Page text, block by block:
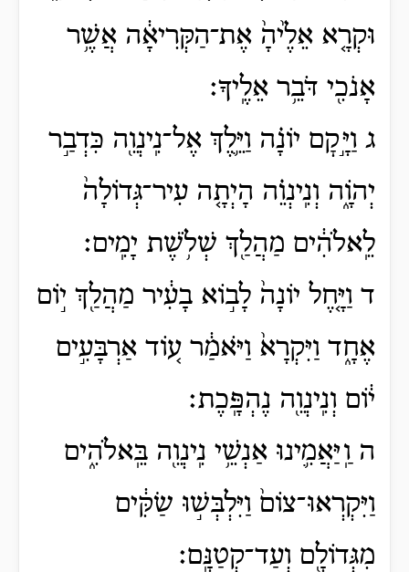
וּקְרָ֤א אֵלֶ֙יהָ֙ אֶת־הַקְּרִיאָ֔ה אֲשֶׁ֥ר
אָנֹכִ֖י דֹּבֵ֥ר אֵלֶֽיךָ׃
ג וַיָּ֣קׇם יוֹנָ֗ה וַיֵּ֛לֶךְ אֶל־נִֽינְוֵ֖ה כִּדְבַ֣ר
יְהֹוָ֑ה וְנִֽינְוֵ֗ה הָיְתָ֤ה עִיר־גְּדוֹלָה֙
לֵֽאלֹהִ֔ים מַהֲלַ֖ךְ שְׁלֹ֥שֶׁת יָמִֽים׃
ד וַיָּ֤חֶל יוֹנָה֙ לָב֣וֹא בָעִ֔יר מַהֲלַ֖ךְ י֣וֹם
אֶחָ֑ד וַיִּקְרָא֙ וַיֹּאמַ֔ר ע֚וֹד אַרְבָּעִ֣ים
י֔וֹם וְנִֽינְוֵ֖ה נֶהְפָּֽכֶת׃
ה וַֽיַּאֲמִ֛ינוּ אַנְשֵׁ֥י נִֽינְוֵ֖ה בֵּֽאלֹהִ֑ים
וַיִּקְרְאוּ־צוֹם֙ וַיִּלְבְּשׁ֣וּ שַׂקִּ֔ים
מִגְּדוֹלָ֖ם וְעַד־קְטַנָּֽם׃